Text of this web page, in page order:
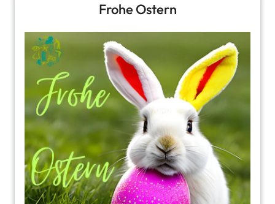
Frohe Ostern